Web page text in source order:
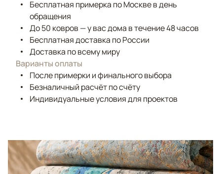
Бесплатная примерка по Москве в день
обращения
До 50 ковров — у вас дома в течение 48 часов
Бесплатная доставка по России
Доставка по всему миру
Варианты оплаты
После примерки и финального выбора
Безналичный расчёт по счёту
Индивидуальные условия для проектов